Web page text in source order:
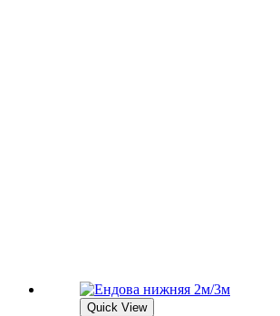
Quick View